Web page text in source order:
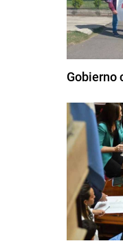
Gobierno